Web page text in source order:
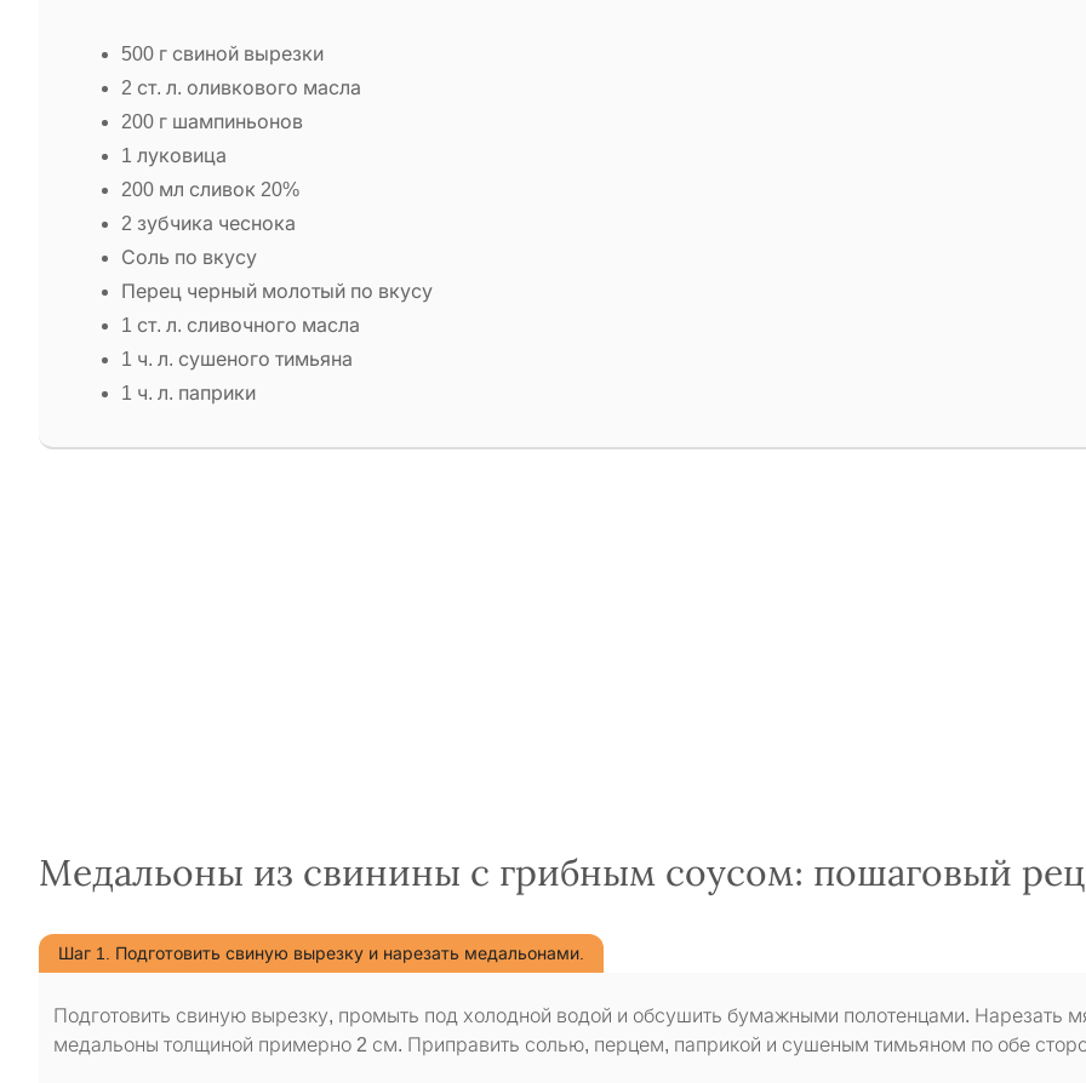
500 г свиной вырезки
2 ст. л. оливкового масла
200 г шампиньонов
1 луковица
200 мл сливок 20%
2 зубчика чеснока
Соль по вкусу
Перец черный молотый по вкусу
1 ст. л. сливочного масла
1 ч. л. сушеного тимьяна
1 ч. л. паприки
Медальоны из свинины с грибным соусом: пошаговый
Шаг 1. Подготовить свиную вырезку и нарезать медальонами.
Подготовить свиную вырезку, промыть под холодной водой и обсушить бумажными полотенцами. Нарезать
медальоны толщиной примерно 2 см. Приправить солью, перцем, паприкой и сушеным тимьяном по обе